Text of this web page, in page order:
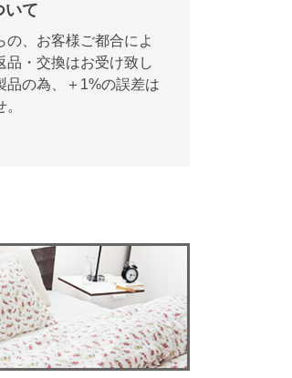
いて
の、お客様ご都合によ
品・交換はお受け致し
品の為、＋1%の誤差は